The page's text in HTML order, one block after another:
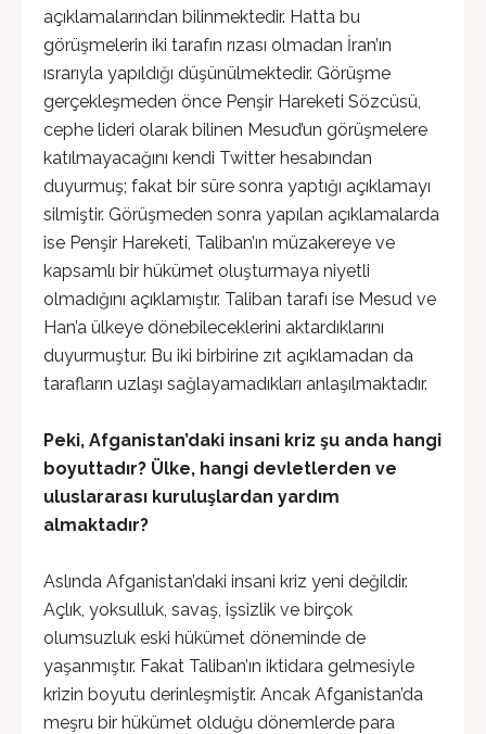
açıklamalarından bilinmektedir. Hatta bu
görüşmelerin iki tarafın rızası olmadan İran’ın
ısrarıyla yapıldığı düşünülmektedir. Görüşme
gerçekleşmeden önce Penşir Hareketi Sözcüsü,
cephe lideri olarak bilinen Mesud’un görüşmelere
katılmayacağını kendi Twitter hesabından
duyurmuş; fakat bir süre sonra yaptığı açıklamayı
silmiştir. Görüşmeden sonra yapılan açıklamalarda
ise Penşir Hareketi, Taliban’ın müzakereye ve
kapsamlı bir hükümet oluşturmaya niyetli
olmadığını açıklamıştır. Taliban tarafı ise Mesud ve
Han’a ülkeye dönebileceklerini aktardıklarını
duyurmuştur. Bu iki birbirine zıt açıklamadan da
tarafların uzlaşı sağlayamadıkları anlaşılmaktadır.
Peki, Afganistan’daki insani kriz şu anda hangi
boyuttadır? Ülke, hangi devletlerden ve
uluslararası kuruluşlardan yardım
almaktadır?
Aslında Afganistan’daki insani kriz yeni değildir.
Açlık, yoksulluk, savaş, işsizlik ve birçok
olumsuzluk eski hükümet döneminde de
yaşanmıştır. Fakat Taliban’ın iktidara gelmesiyle
krizin boyutu derinleşmiştir. Ancak Afganistan’da
meşru bir hükümet olduğu dönemlerde para